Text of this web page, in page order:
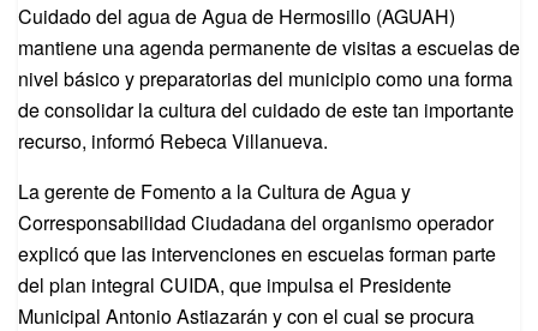
Cuidado del agua de Agua de Hermosillo (AGUAH)
mantiene una agenda permanente de visitas a escuelas de
nivel básico y preparatorias del municipio como una forma
de consolidar la cultura del cuidado de este tan importante
recurso, informó Rebeca Villanueva.
La gerente de Fomento a la Cultura de Agua y
Corresponsabilidad Ciudadana del organismo operador
explicó que las intervenciones en escuelas forman parte
del plan integral CUIDA, que impulsa el Presidente
Municipal Antonio Astiazarán y con el cual se procura